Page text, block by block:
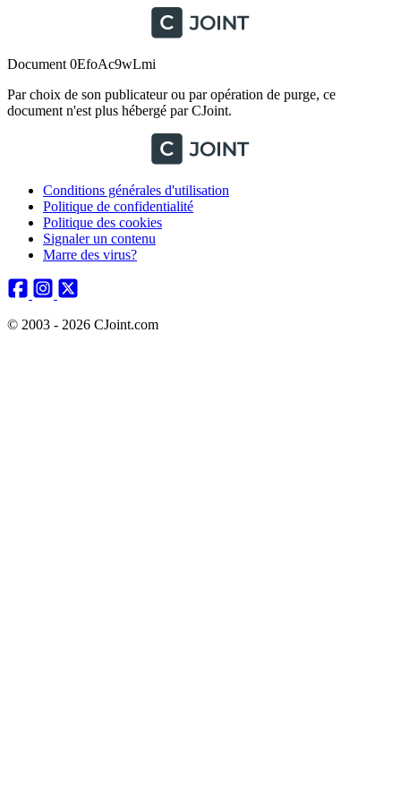
Document 0EfoAc9wLmi
Par choix de son publicateur ou par opération de purge, ce
document n'est plus hébergé par CJoint.
Conditions générales d'utilisation
Politique de confidentialité
Politique des cookies
Signaler un contenu
Marre des virus?
© 2003 - 2026 CJoint.com